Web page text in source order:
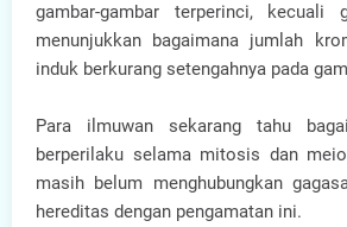
gambar-gambar terperinci, kecuali
menunjukkan bagaimana jumlah
induk berkurang setengahnya pada
Para ilmuwan sekarang tahu
berperilaku selama mitosis dan
masih belum menghubungkan
hereditas dengan pengamatan ini.